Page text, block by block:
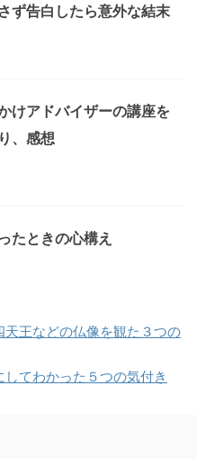
ず告白したら意外な結末
けアドバイザーの講座を
、感想
たときの心構え
王などの仏像を観た３つの
てわかった５つの気付き